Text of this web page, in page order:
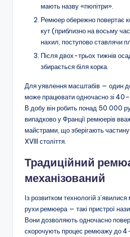
мають назву «пюпітри».
Ремюер обережно повертає
кут (приблизно на восьму
нахил, поступово ставлячи
Після двох-трьох тижнів
збирається біля корка.
Для уявлення масштабів — один
може працювати одночасно зі
В добу він робить понад 50 000
випадково у Франції ремюерів
майстрами, що зберігають
XVIII століття.
Традиційний
механізований
Із розвитком технологій
рухи ремюера — такі пристрої
Вони дозволяють одночасно
скорочують процес ремюажу до